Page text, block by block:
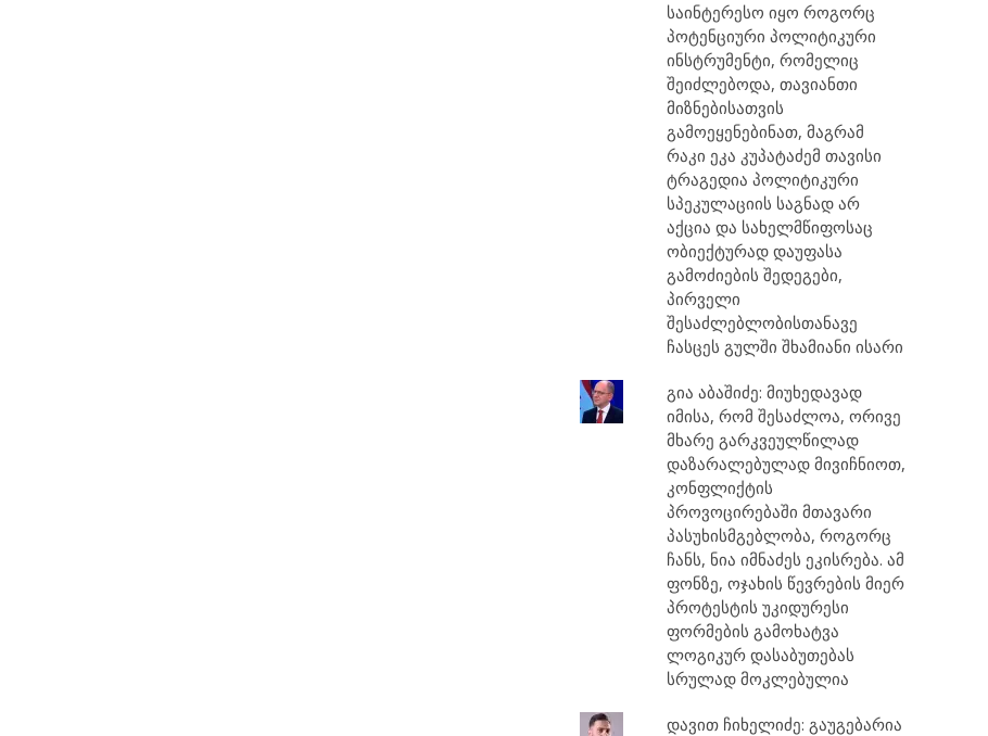
საინტერესო იყო როგორც
პოტენციური პოლიტიკური
ინსტრუმენტი, რომელიც
შეიძლებოდა, თავიანთი
მიზნებისათვის
გამოეყენებინათ, მაგრამ
რაკი ეკა კუპატაძემ თავისი
ტრაგედია პოლიტიკური
სპეკულაციის საგნად არ
აქცია და სახელმწიფოსაც
ობიექტურად დაუფასა
გამოძიების შედეგები,
პირველი
შესაძლებლობისთანავე
ჩასცეს გულში შხამიანი ისარი
გია აბაშიძე: მიუხედავად
იმისა, რომ შესაძლოა, ორივე
მხარე გარკვეულწილად
დაზარალებულად მივიჩნიოთ,
კონფლიქტის
პროვოცირებაში მთავარი
პასუხისმგებლობა, როგორც
ჩანს, ნია იმნაძეს ეკისრება. ამ
ფონზე, ოჯახის წევრების მიერ
პროტესტის უკიდურესი
ფორმების გამოხატვა
ლოგიკურ დასაბუთებას
სრულად მოკლებულია
დავით ჩიხელიძე: გაუგებარია